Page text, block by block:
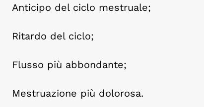
Anticipo del ciclo mestruale;
Ritardo del ciclo;
Flusso più abbondante;
Mestruazione più dolorosa.